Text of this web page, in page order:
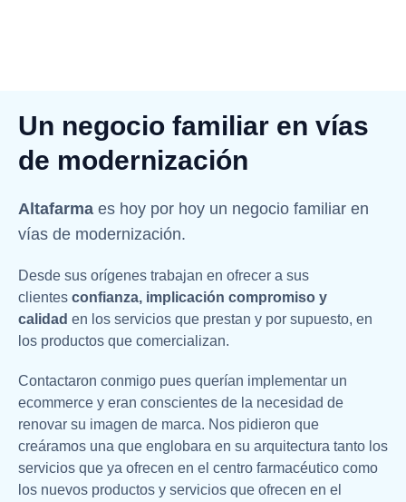
Un negocio familiar en vías
de modernización
Altafarma es hoy por hoy un negocio familiar en
vías de modernización.
Desde sus orígenes trabajan en ofrecer a sus
clientes confianza, implicación compromiso y
calidad en los servicios que prestan y por supuesto, en
los productos que comercializan.
Contactaron conmigo pues querían implementar un
ecommerce y eran conscientes de la necesidad de
renovar su imagen de marca. Nos pidieron que
creáramos una que englobara en su arquitectura tanto los
servicios que ya ofrecen en el centro farmacéutico como
los nuevos productos y servicios que ofrecen en el